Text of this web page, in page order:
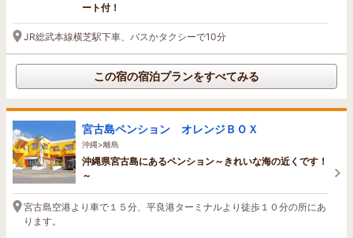
ート付！
JR総武本線横芝駅下車、バスかタクシーで10分
この宿の宿泊プランをすべてみる
宮古島ペンション オレンジＢＯＸ
沖縄>離島
沖縄県宮古島にあるペンション～きれいな海の近くです！
～
宮古島空港より車で１５分、平良港ターミナルより徒歩１０分の所にあ
ります。